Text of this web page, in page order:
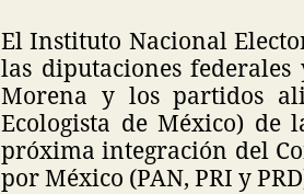
El Instituto Nacional
las diputaciones
Morena y los partidos
Ecologista de México) de
próxima integración del
por México (PAN, PRI y